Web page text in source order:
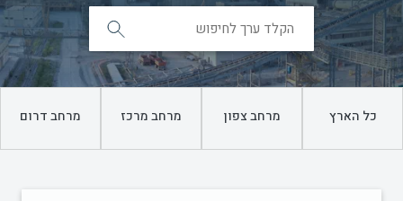
כל הארץ מרחב צפון מרחב מרכז מרחב דרום